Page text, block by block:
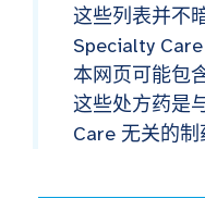
这些列表并不
Specialty Care
本网页可能包
这些处方药是
Care 无关的制